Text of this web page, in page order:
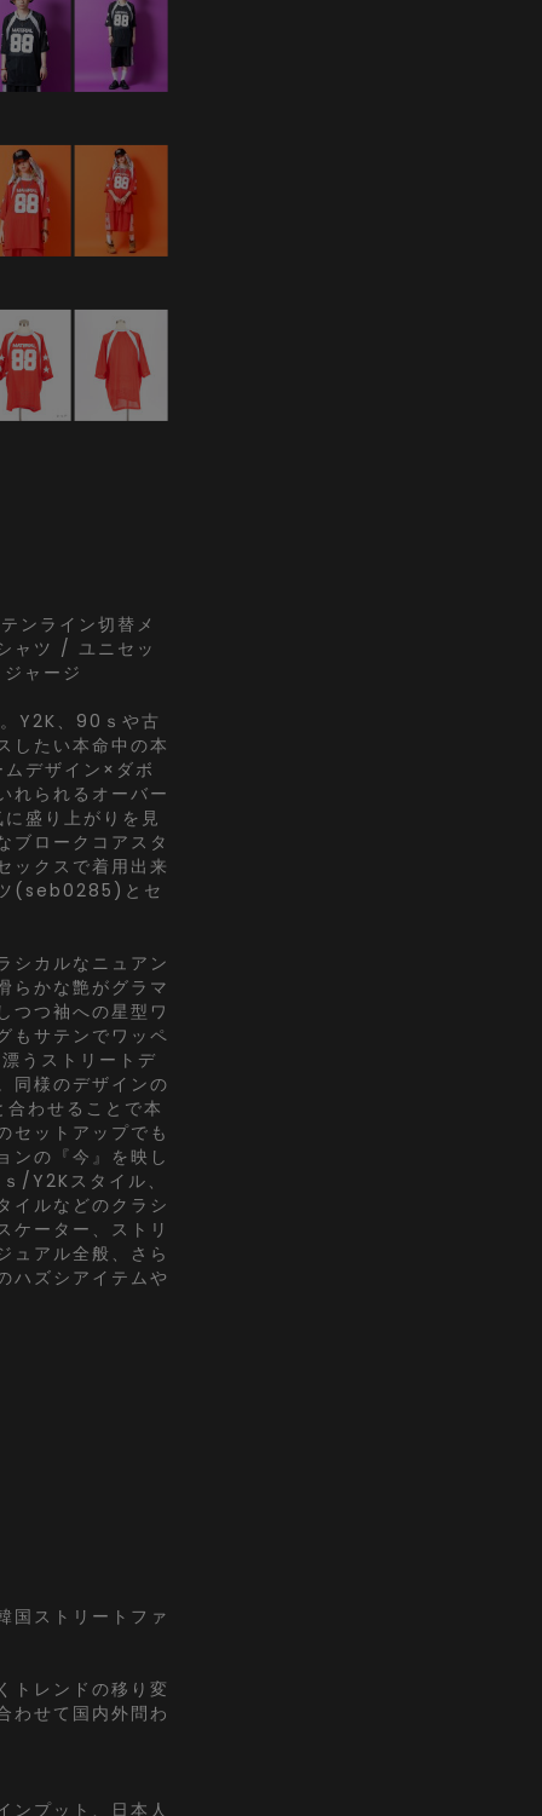
ンライン切替メ
ャツ / ユニセッ
ャージ
Y2K、90ｓや古
したい本命中の本
デザイン×ダボ
れられるオーバー
盛り上がりを見
ブロークコアスタ
ックスで着用出来
ツ(seb0285)とセ
シカルなニュアン
らかな艶がグラマ
つつ袖への星型ワ
もサテンでワッペ
うストリートデ
同様のデザインの
わせることで本
セットアップでも
ンの『今』を映し
/Y2Kスタイル、
イルなどのクラシ
ケーター、ストリ
ュアル全般、さら
ハズシアイテムや
国ストリートファ
トレンドの移り変
わせて国内外問わ
ンプット、日本人